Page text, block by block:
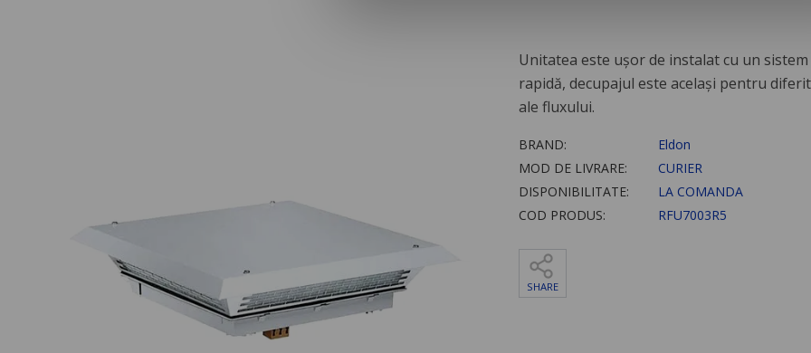
Unitatea este uşor de instalat cu un sistem
rapidă, decupajul este acelaşi pentru
ale fluxului.
BRAND:
Eldon
MOD DE LIVRARE:
CURIER
DISPONIBILITATE:
LA COMANDA
COD PRODUS:
RFU7003R5
SHARE